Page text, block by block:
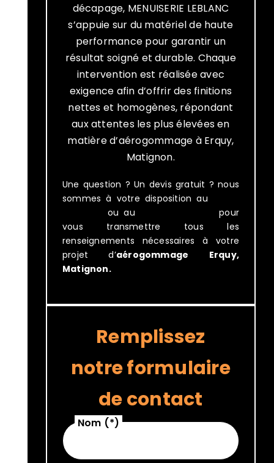
décapage, MENUISERIE LEBLANC
s’appuie sur du matériel de haute
performance pour garantir un
résultat soigné et durable. Chaque
intervention est réalisée avec
exigence afin d’offrir des finitions
nettes et homogènes, répondant
aux attentes les plus élevées en
matière d’aérogommage à Erquy,
Matignon.
Une question ? Un devis gratuit ? nous
sommes à votre disposition au
ou au
pour
vous transmettre tous les
renseignements nécessaires à votre
projet d’aérogommage
Erquy,
Matignon.
Remplissez
notre formulaire
de contact
Nom (*)